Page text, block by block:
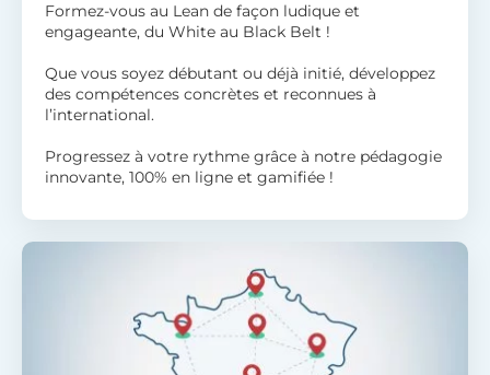
Formez-vous au Lean de façon ludique et
engageante, du White au Black Belt !
Que vous soyez débutant ou déjà initié, développez
des compétences concrètes et reconnues à
l’international.
Progressez à votre rythme grâce à notre pédagogie
innovante, 100% en ligne et gamifiée !